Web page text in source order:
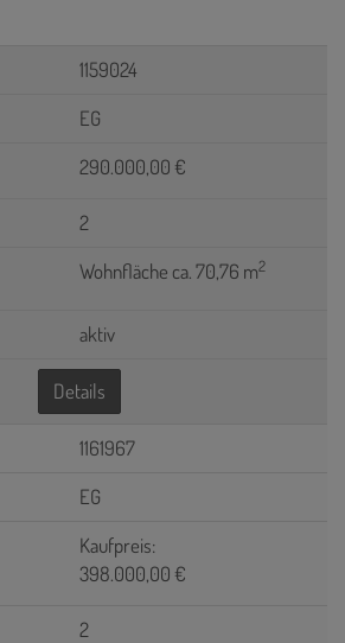
1159024
EG
290.000,00 €
2
Wohnfläche ca. 70,76 m2
aktiv
Details
1161967
EG
Kaufpreis:
398.000,00 €
2